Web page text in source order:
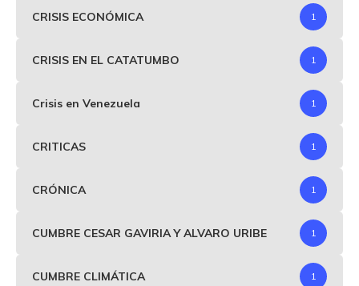
CRISIS ECONÓMICA 1
CRISIS EN EL CATATUMBO 1
Crisis en Venezuela 1
CRITICAS 1
CRÓNICA 1
CUMBRE CESAR GAVIRIA Y ALVARO URIBE 1
CUMBRE CLIMÁTICA 1